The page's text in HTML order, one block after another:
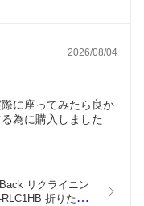
2026/08/04
に座ってみたら良か
為に購入しました
リクライニン
折りたた